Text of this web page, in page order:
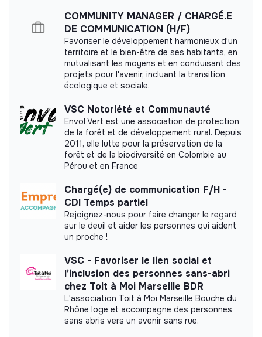
measurement.
Labels and certifications
labels or certifications that it was able to obtain.
Documents
Did not yet add a transparency document.
COMMUNITY MANAGER / CHARGÉ.E
DE COMMUNICATION (H/F)
Favoriser le développement harmonieux d'un
territoire et le bien-être de ses habitants, en
mutualisant les moyens et en conduisant des
projets pour l'avenir, incluant la transition
écologique et sociale.
VSC Notoriété et Communauté
Envol Vert est une association de protection
de la forêt et de développement rural. Depuis
2011, elle lutte pour la préservation de la
forêt et de la biodiversité en Colombie au
Pérou et en France
Chargé(e) de communication F/H -
CDI Temps partiel
Rejoignez-nous pour faire changer le regard
sur le deuil et aider les personnes qui aident
un proche !
VSC - Favoriser le lien social et
l’inclusion des personnes sans-abri
chez Toit à Moi Marseille BDR
L'association Toit à Moi Marseille Bouche du
Rhône loge et accompagne des personnes
sans abris vers un avenir sans rue.